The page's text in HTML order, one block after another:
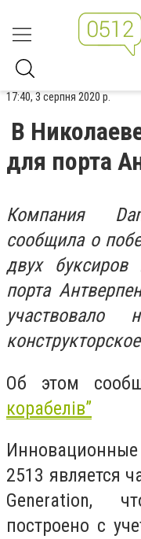
17:40, 3 серпня 2020 р.
В
для порта
Компания
сообщила о
двух
порта
участвовало
Об этом
корабелів”
2513 является
Generation,
построено с